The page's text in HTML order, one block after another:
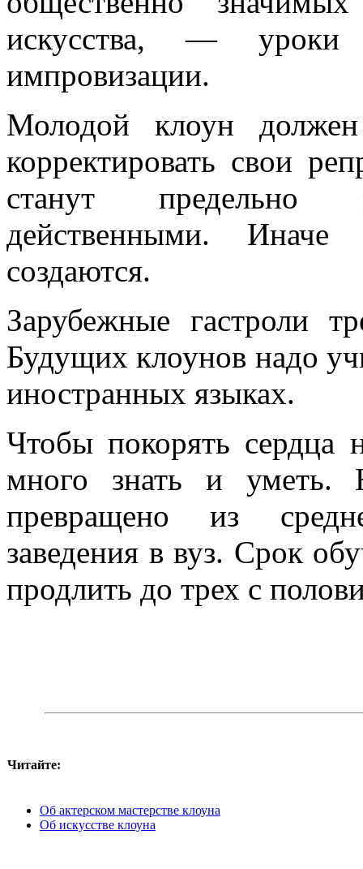
искусства, — уроки
импровизации.
Молодой клоун
корректировать свои
станут предельно
действенными. Иначе
создаются.
Зарубежные гастроли
Будущих клоунов надо
иностранных языках.
Чтобы покорять сердца
много знать и
превращено из
заведения в вуз. Срок
продлить до трех с
Читайте:
Об актерском мастерстве клоуна
Об искусстве клоуна